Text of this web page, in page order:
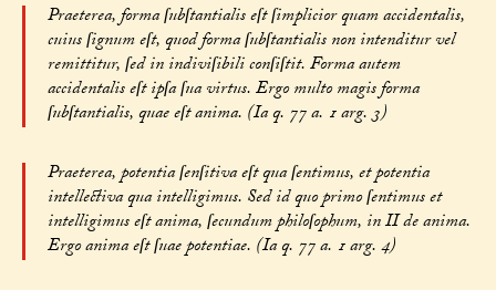
Praeterea, forma ſubſtantialis eſt ſimplicior quam accidentalis,
cuius ſignum eſt, quod forma ſubſtantialis non intenditur vel
remittitur, ſed in indiviſibili conſiſtit. Forma autem
accidentalis eſt ipſa ſua virtus. Ergo multo magis forma
ſubſtantialis, quae eſt anima. (Ia q. 77 a. 1 arg. 3)
Praeterea, potentia ſenſitiva eſt qua ſentimus, et potentia
intellectiva qua intelligimus. Sed id quo primo ſentimus et
intelligimus eſt anima, ſecundum philoſophum, in II de anima.
Ergo anima eſt ſuae potentiae. (Ia q. 77 a. 1 arg. 4)